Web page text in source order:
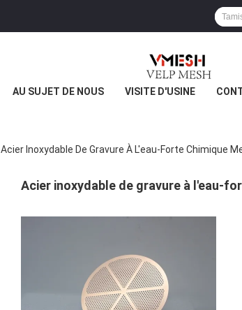
AU SUJET DE NOUS VISITE D'USINE
Acier Inoxydable De Gravure À L'eau-Forte Chimique
Acier inoxydable de gravure à l'eau-